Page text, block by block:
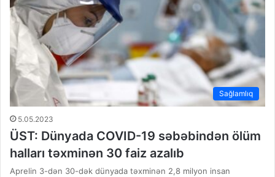
Sağlamlıq
5.05.2023
ÜST: Dünyada COVID-19 səbəbindən ölüm
halları təxminən 30 faiz azalıb
Aprelin 3-dən 30-dək dünyada təxminən 2,8 milyon insan